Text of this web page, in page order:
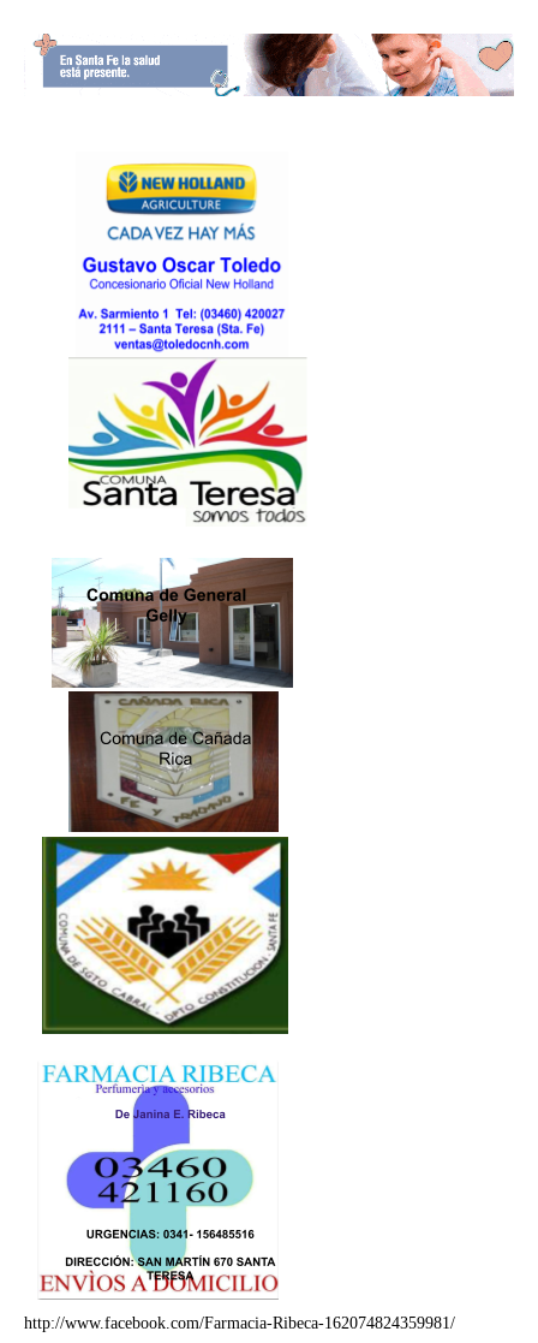
http://www.facebook.com/Farmacia-Ribeca-162074824359981/